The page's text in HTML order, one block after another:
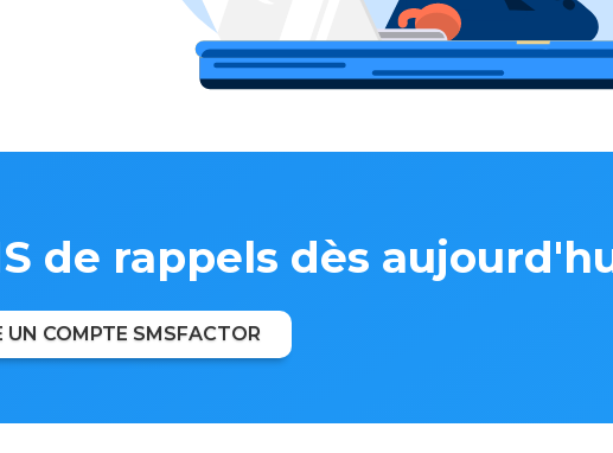
de rappels dès
UN COMPTE SMSFACTOR